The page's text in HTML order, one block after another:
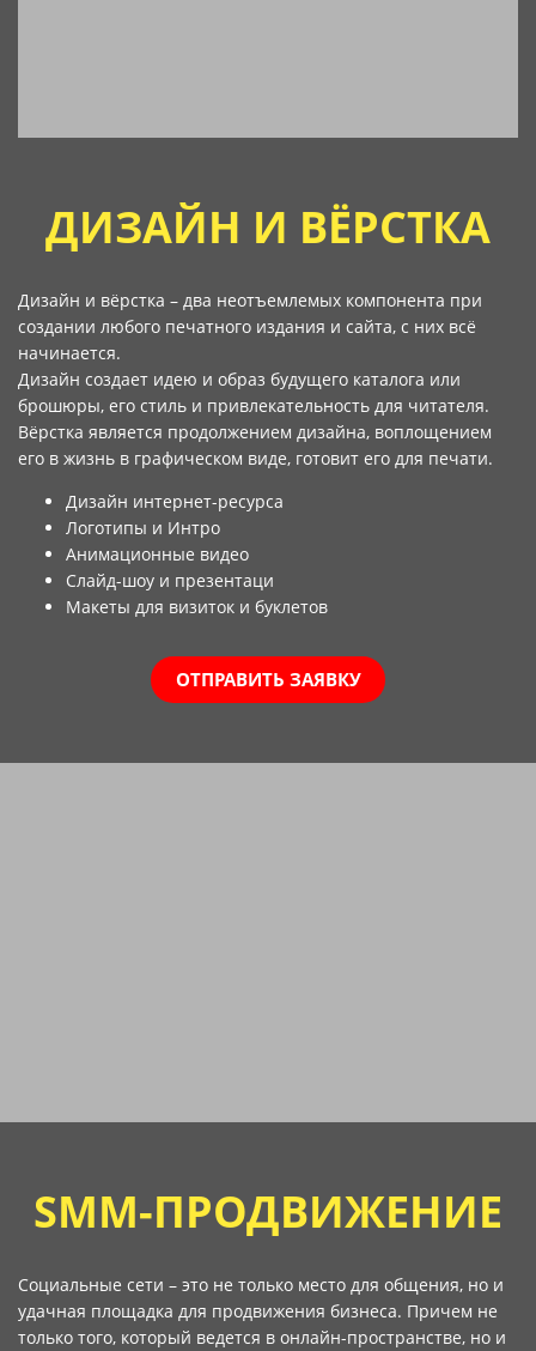
ДИЗАЙН И ВЁРСТКА
Дизайн и вёрстка – два неотъемлемых компонента при
создании любого печатного издания и сайта, с них всё
начинается.
Дизайн создает идею и образ будущего каталога или
брошюры, его стиль и привлекательность для читателя.
Вёрстка является продолжением дизайна, воплощением
его в жизнь в графическом виде, готовит его для печати.
Дизайн интернет-ресурса
Логотипы и Интро
Анимационные видео
Слайд-шоу и презентаци
Макеты для визиток и буклетов
ОТПРАВИТЬ ЗАЯВКУ
SMM-ПРОДВИЖЕНИЕ
Социальные сети – это не только место для общения, но и
удачная площадка для продвижения бизнеса. Причем не
только того, который ведется в онлайн-пространстве, но и